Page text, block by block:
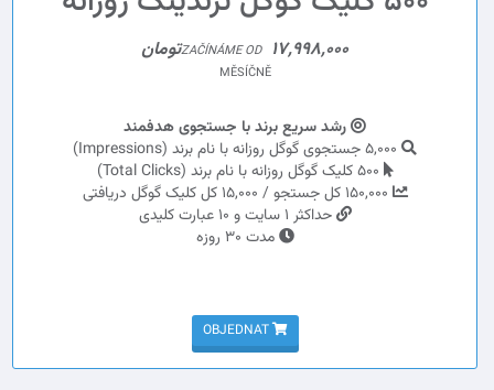
ZAČÍNÁME OD 17,998,000تومان
MĚSÍČNĚ
رشد سریع برند با جستجوی هدفمند
حداکثر 1 سایت و 10 عبارت کلیدی
مدت 30 روزه
OBJEDNAT